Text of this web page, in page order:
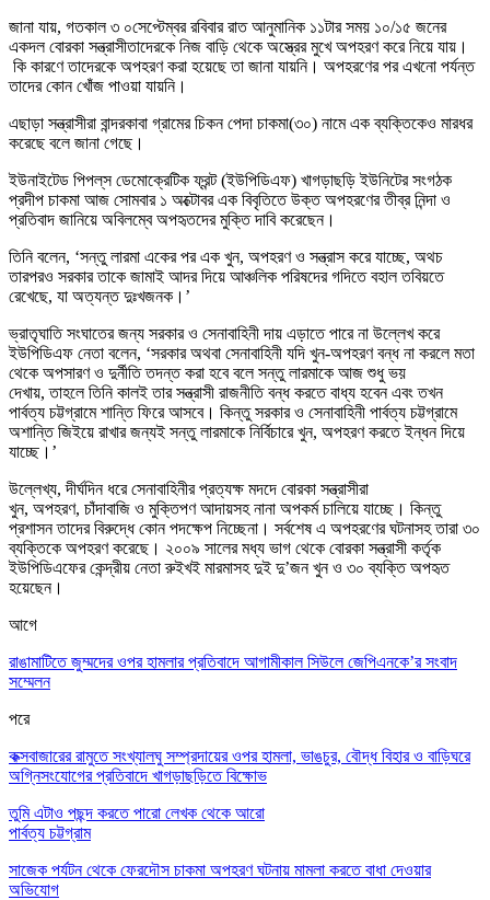
জানা যায়, গতকাল ৩ ০সেপ্টেম্বর রবিবার রাত আনুমানিক ১১টার সময় ১০/১৫ জনের
একদল বোরকা সন্ত্রাসীতাদেরকে নিজ বাড়ি থেকে অস্ত্রের মুখে অপহরণ করে নিয়ে যায়।
কি কারণে তাদেরকে অপহরণ করা হয়েছে তা জানা যায়নি। অপহরণের পর এখনো পর্যন্ত
তাদের কোন খোঁজ পাওয়া যায়নি।
এছাড়া সন্ত্রাসীরা বান্দরকাবা গ্রামের চিকন পেদা চাকমা(৩০) নামে এক ব্যক্তিকেও মারধর
করেছে বলে জানা গেছে।
ইউনাইটেড পিপল্‌স ডেমোক্রেটিক ফ্রন্ট (ইউপিডিএফ) খাগড়াছড়ি ইউনিটের সংগঠক
প্রদীপ চাকমা আজ সোমবার ১ অক্টোবর এক বিবৃতিতে উক্ত অপহরণের তীব্র নিন্দা ও
প্রতিবাদ জানিয়ে অবিলম্বে অপহৃতদের মুক্তি দাবি করেছেন।
তিনি বলেন, ‘সন্তু লারমা একের পর এক খুন, অপহরণ ও সন্ত্রাস করে যাচ্ছে, অথচ
তারপরও সরকার তাকে জামাই আদর দিয়ে আঞ্চলিক পরিষদের গদিতে বহাল তবিয়তে
রেখেছে, যা অত্যন্ত দুঃখজনক।’
ভ্রাতৃঘাতি সংঘাতের জন্য সরকার ও সেনাবাহিনী দায় এড়াতে পারে না উল্লেখ করে
ইউপিডিএফ নেতা বলেন, ‘সরকার অথবা সেনাবাহিনী যদি খুন-অপহরণ বন্ধ না করলে মতা
থেকে অপসারণ ও দুর্নীতি তদন্ত করা হবে বলে সন্তু লারমাকে আজ শুধু ভয়
দেখায়, তাহলে তিনি কালই তার সন্ত্রাসী রাজনীতি বন্ধ করতে বাধ্য হবেন এবং তখন
পার্বত্য চট্টগ্রামে শান্তি ফিরে আসবে। কিন্তু সরকার ও সেনাবাহিনী পার্বত্য চট্টগ্রামে
অশান্তি জিইয়ে রাখার জন্যই সন্তু লারমাকে নির্বিচারে খুন, অপহরণ করতে ইন্ধন দিয়ে
যাচ্ছে।’
উল্লেখ্য, দীর্ঘদিন ধরে সেনাবাহিনীর প্রত্যক্ষ মদদে বোরকা সন্ত্রাসীরা
খুন, অপহরণ, চাঁদাবাজি ও মুক্তিপণ আদায়সহ নানা অপকর্ম চালিয়ে যাচ্ছে। কিন্তু
প্রশাসন তাদের বিরুদ্ধে কোন পদক্ষেপ নিচ্ছেনা। সর্বশেষ এ অপহরণের ঘটনাসহ তারা ৩০
ব্যক্তিকে অপহরণ করেছে। ২০০৯ সালের মধ্য ভাগ থেকে বোরকা সন্ত্রাসী কর্তৃক
ইউপিডিএফের কেন্দ্রীয় নেতা রুইখই মারমাসহ দুই দু’জন খুন ও ৩০ ব্যক্তি অপহৃত
হয়েছেন।
আগে
রাঙামাটিতে জুম্মদের ওপর হামলার প্রতিবাদে আগামীকাল সিউলে জেপিএনকে’র সংবাদ
সম্মেলন
পরে
কক্সবাজারের রামুতে সংখ্যালঘু সম্প্রদায়ের ওপর হামলা, ভাঙচুর, বৌদ্ধ বিহার ও বাড়িঘরে
অগ্নিসংযোগের প্রতিবাদে খাগড়াছড়িতে বিক্ষোভ
তুমি এটাও পছন্দ করতে পারো লেখক থেকে আরো
পার্বত্য চট্টগ্রাম
সাজেক পর্যটন থেকে ফেরদৌস চাকমা অপহরণ ঘটনায় মামলা করতে বাধা দেওয়ার
অভিযোগ